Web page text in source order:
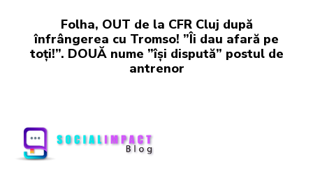
Folha, OUT de la CFR Cluj după
înfrângerea cu Tromso! ”Îi dau afară pe
toți!”. DOUĂ nume ”își dispută” postul de
antrenor